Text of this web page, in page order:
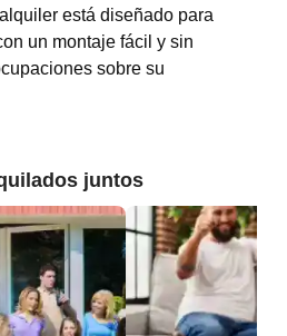
está diseñado para
un montaje fácil y sin
sobre su
juntos